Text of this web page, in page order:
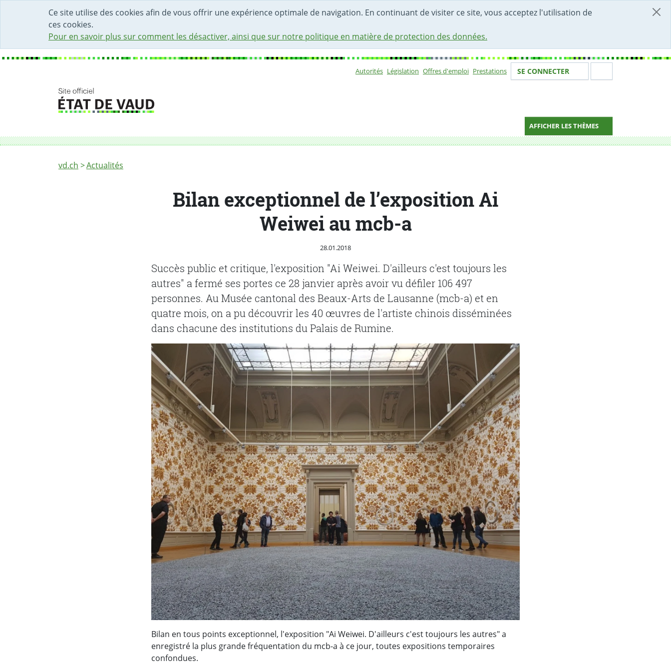
Ce site utilise des cookies afin de vous offrir une expérience optimale de navigation. En continuant de visiter ce site, vous acceptez l'utilisation de
ces cookies.
Pour en savoir plus sur comment les désactiver, ainsi que sur notre politique en matière de protection des données.
DÉBUT DU CONTENU DE LA PAGE
ACCÈS AU CHAMP DE RECHERCHE
PAGE D'ACCUEIL
FORMULAIRE DE CONTACT
Autorités Législation Offres d'emploi Prestations Votre identité
SE CONNECTER
AFFICHER LES THÈMES
Fil d'Ariane
vd.ch Actualités
Bilan exceptionnel de l’exposition Ai Weiwei au mcb-a
Bilan exceptionnel de l’exposition Ai
Weiwei au mcb-a
Publié le
28.01.2018
Succès public et critique, l'exposition "Ai Weiwei. D'ailleurs c'est toujours les
autres" a fermé ses portes ce 28 janvier après avoir vu défiler 106 497
personnes. Au Musée cantonal des Beaux-Arts de Lausanne (mcb-a) et en
quatre mois, on a pu découvrir les 40 œuvres de l'artiste chinois disséminées
dans chacune des institutions du Palais de Rumine.
Bilan en tous points exceptionnel, l'exposition "Ai Weiwei. D'ailleurs c'est toujours les autres" a
enregistré la plus grande fréquentation du mcb-a à ce jour, toutes expositions temporaires
confondues.